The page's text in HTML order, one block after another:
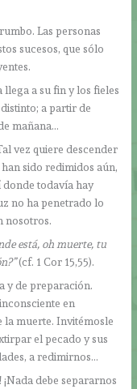
Las personas
sucesos, que sólo
a su fin y los fieles
a partir de
mañana…
vez quiere descender
sido redimidos aún,
todavía hay
no ha penetrado lo
nosotros.
está, oh muerte, tu
(cf. 1 Cor 15,55).
y de preparación.
en
la muerte. Invitémosle
el pecado y sus
a redimirnos…
debe separarnos